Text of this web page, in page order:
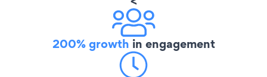
200% growth in engagement